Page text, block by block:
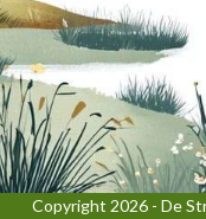
Copyright 2026 - De